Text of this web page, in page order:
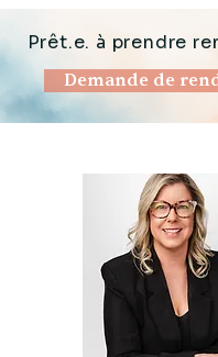
Prêt.e. à prendre
Demande de